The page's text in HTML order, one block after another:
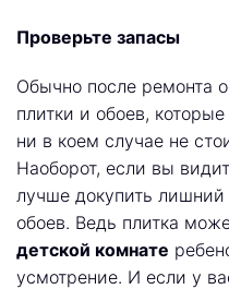
Проверьте запасы
Обычно после ремонта
плитки и обоев,
ни в коем случае не
Наоборот, если вы
лучше докупить лишний
обоев. Ведь плитка
детской комнате
усмотрение. И если у